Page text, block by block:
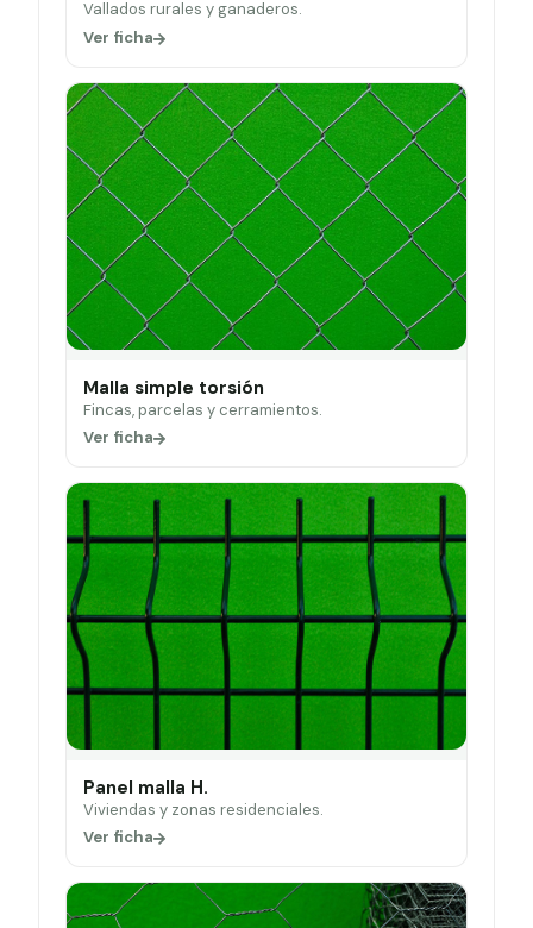
Vallados rurales y ganaderos.
Ver ficha
Malla simple torsión
Fincas, parcelas y cerramientos.
Ver ficha
Panel malla H.
Viviendas y zonas residenciales.
Ver ficha